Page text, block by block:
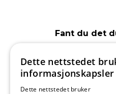
Fant du det
Ja
Dette nettstedet
informasjonskapsler
Dette nettstedet bruker